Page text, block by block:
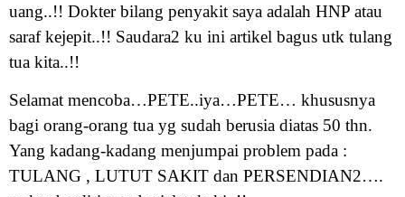
uang..!! Dokter bilang penyakit saya adalah HNP atau
saraf kejepit..!! Saudara2 ku ini artikel bagus utk tulang
tua kita..!!
Selamat mencoba…PETE..iya…PETE… khususnya
bagi orang-orang tua yg sudah berusia diatas 50 thn.
Yang kadang-kadang menjumpai problem pada :
TULANG , LUTUT SAKIT dan PERSENDIAN2….